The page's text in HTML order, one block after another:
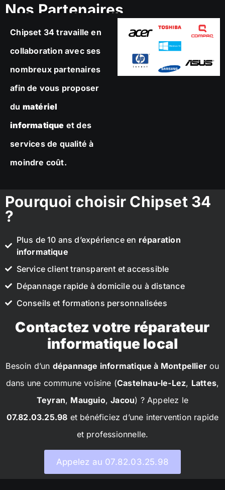
Nos Partenaires
Chipset 34 travaille en
collaboration avec ses
nombreux partenaires
afin de vous proposer
du matériel
informatique et des
services de qualité à
moindre coût.
Pourquoi choisir Chipset 34
?
Plus de 10 ans d’expérience en réparation
informatique
Service client transparent et accessible
Dépannage rapide à domicile ou à distance
Conseils et formations personnalisées
Contactez votre réparateur
informatique local
Besoin d’un dépannage informatique à Montpellier ou
dans une commune voisine (Castelnau-le-Lez, Lattes,
Teyran, Mauguio,Jacou) ? Appelez le
07.82.03.25.98 et bénéficiez d’une intervention rapide
et professionnelle.
Appelez au 07.82.03.25.98